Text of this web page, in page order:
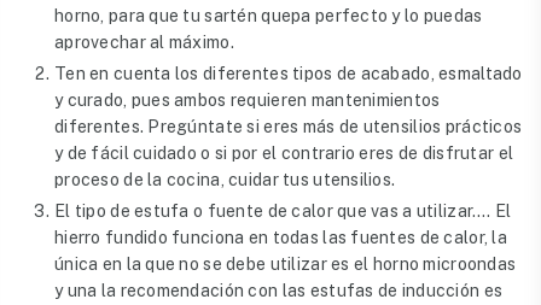
horno, para que tu sartén quepa perfecto y lo puedas
aprovechar al máximo.
Ten en cuenta los diferentes tipos de acabado, esmaltado
y curado, pues ambos requieren mantenimientos
diferentes. Pregúntate si eres más de utensilios prácticos
y de fácil cuidado o si por el contrario eres de disfrutar el
proceso de la cocina, cuidar tus utensilios.
El tipo de estufa o fuente de calor que vas a utilizar…. El
hierro fundido funciona en todas las fuentes de calor, la
única en la que no se debe utilizar es el horno microondas
y una la recomendación con las estufas de inducción es